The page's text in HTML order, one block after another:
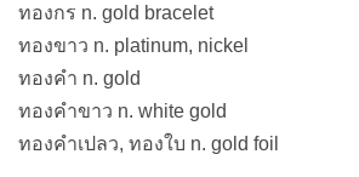
ทองกร n. gold bracelet
ทองขาว n. platinum, nickel
ทองคำ n. gold
ทองคำขาว n. white gold
ทองคำเปลว, ทองใบ n. gold foil